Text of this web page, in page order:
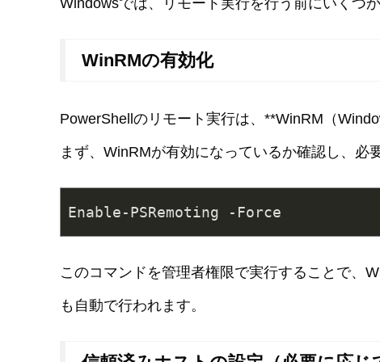
WinRMの有効化
PowerShellのリモート実行は、**WinRM（
まず、WinRMが有効になっているか確認し、必
Enable-PSRemoting -Force
このコマンドを管理者権限で実行することで、
も自動で行われます。